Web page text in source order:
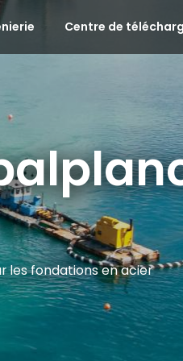
Centre de
les fondations en acier